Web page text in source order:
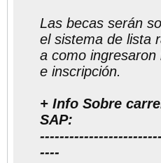
Las becas serán
el sistema de lista
a como
e inscripción.
+ Info Sobre
SAP:
----